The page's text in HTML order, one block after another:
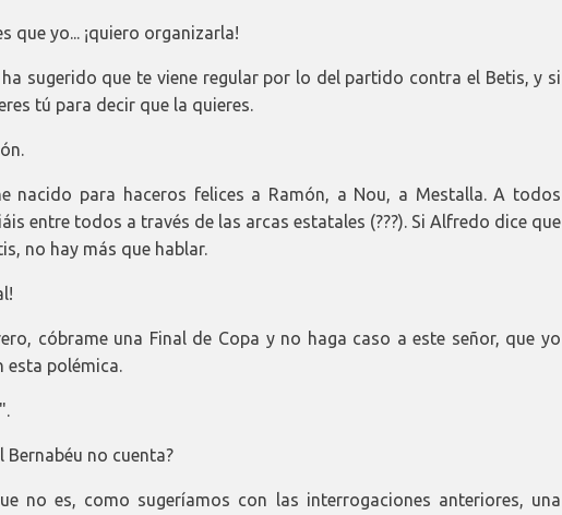
que yo... ¡quiero organizarla!
sugerido que te viene regular por lo del partido contra el Betis, y si
tú para decir que la quieres.
nacido para haceros felices a Ramón, a Nou, a Mestalla. A todos
entre todos a través de las arcas estatales (???). Si Alfredo dice que
no hay más que hablar.
cóbrame una Final de Copa y no haga caso a este señor, que yo
esta polémica.
Bernabéu no cuenta?
no es, como sugeríamos con las interrogaciones anteriores, una